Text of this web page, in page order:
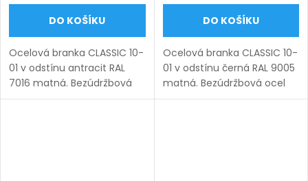
DO KOŠÍKU
Ocelová branka CLASSIC 10-
01 v odstínu antracit RAL
7016 matná. Bezúdržbová
ocel (žárový zinek +
DO KOŠÍKU
Ocelová branka CLASSIC 10-
01 v odstínu černá RAL 9005
matná. Bezúdržbová ocel
(žárový zinek + práškový